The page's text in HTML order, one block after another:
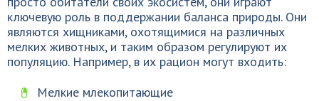
ключевую роль в поддержании баланса природы. Они
являются хищниками, охотящимися на различных
мелких животных, и таким образом регулируют их
популяцию. Например, в их рацион могут входить:
Мелкие млекопитающие